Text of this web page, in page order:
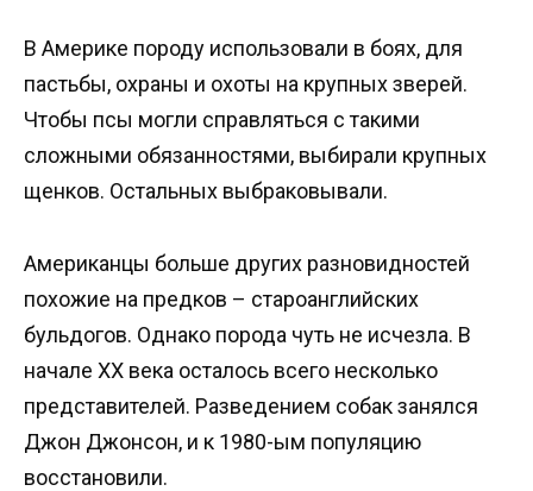
В Америке породу использовали в боях, для
пастьбы, охраны и охоты на крупных зверей.
Чтобы псы могли справляться с такими
сложными обязанностями, выбирали крупных
щенков. Остальных выбраковывали.
Американцы больше других разновидностей
похожие на предков – староанглийских
бульдогов. Однако порода чуть не исчезла. В
начале XX века осталось всего несколько
представителей. Разведением собак занялся
Джон Джонсон, и к 1980-ым популяцию
восстановили.